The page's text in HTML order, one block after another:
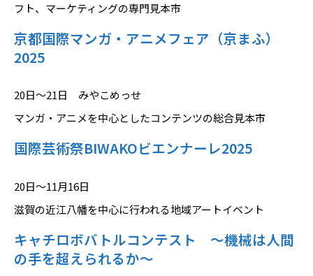
フト、マーケティングの専門見本市
京都国際マンガ・アニメフェア（京まふ）
2025
20日～21日 みやこめっせ
マンガ・アニメを中心としたコンテンツの総合見本市
国際芸術祭BIWAKOビエンナーレ2025
20日～11月16日
滋賀の近江八幡を中心に行われる地域アートイベント
キャチロボバトルコンテスト ～機械は人間
の手を超えられるか～